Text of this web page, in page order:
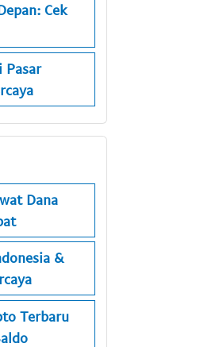
Cek
Pasar
Dana
&
Terbaru